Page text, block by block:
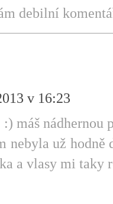
debilní
v 16:23
máš nádhernou
nebyla už
a vlasy mi taky